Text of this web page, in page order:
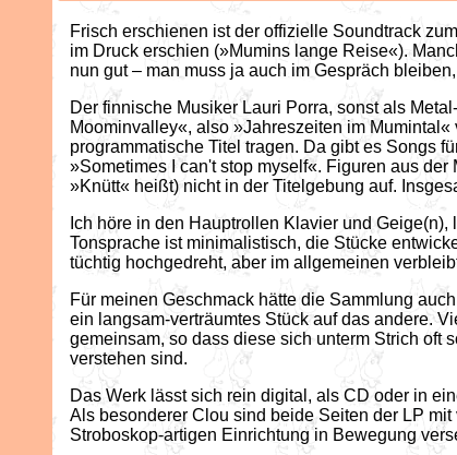
Frisch erschienen ist der offizielle Soundtrack
im Druck erschien (»Mumins lange Reise«).
nun gut – man muss ja auch im Gespräch
Der finnische Musiker Lauri Porra, sonst als
Moominvalley«, also »Jahreszeiten im
programmatische Titel tragen. Da gibt es Songs
»Sometimes I can't stop myself«. Figuren aus
»Knütt« heißt) nicht in der Titelgebung auf.
Ich höre in den Hauptrollen Klavier und
Tonsprache ist minimalistisch, die Stücke
tüchtig hochgedreht, aber im allgemeinen
Für meinen Geschmack hätte die Sammlung
ein langsam-verträumtes Stück auf das andere.
gemeinsam, so dass diese sich unterm Strich oft
verstehen sind.
Das Werk lässt sich rein digital, als CD oder in
Als besonderer Clou sind beide Seiten der LP
Stroboskop-artigen Einrichtung in Bewegung